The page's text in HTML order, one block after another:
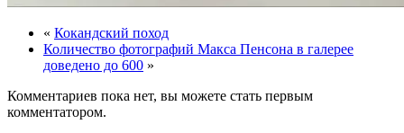
« Кокандский поход
Количество фотографий Макса Пенсона в галерее
доведено до 600 »
Комментариев пока нет, вы можете стать первым
комментатором.